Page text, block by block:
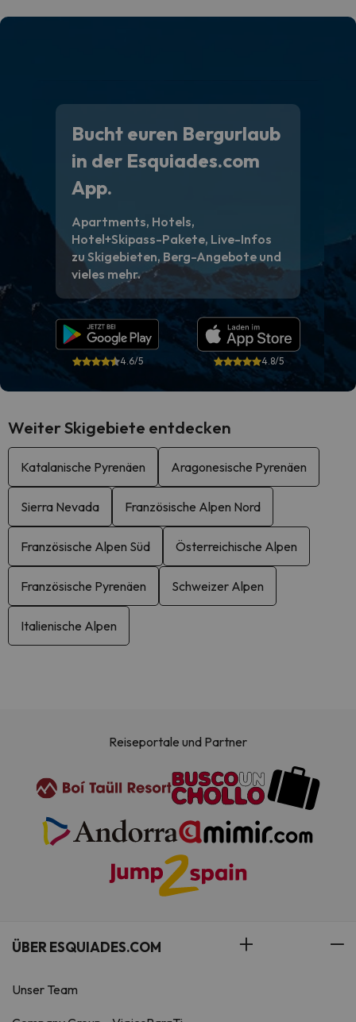
Bucht euren Bergurlaub
in der Esquiades.com
App.
Apartments, Hotels,
Hotel+Skipass-Pakete, Live-Infos
zu Skigebieten, Berg-Angebote und
vieles mehr.
4.6/5 4.8/5
Weiter Skigebiete entdecken
Katalanische Pyrenäen Aragonesische Pyrenäen
Sierra Nevada Französische Alpen Nord
Französische Alpen Süd Österreichische Alpen
Französische Pyrenäen Schweizer Alpen
Italienische Alpen
Reiseportale und Partner
ÜBER ESQUIADES.COM
Unser Team